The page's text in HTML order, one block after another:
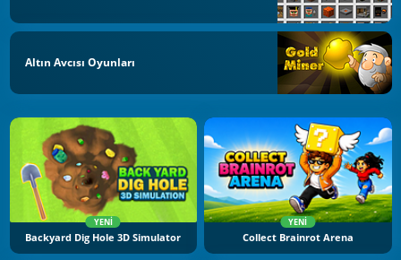
Altın Avcısı Oyunları
YENI
Backyard Dig Hole 3D Simulator
YENI
Collect Brainrot Arena